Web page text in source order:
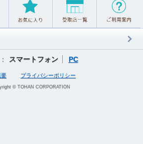
スマートフォン PC
要 プライバシーポリシー
© TOHAN CORPORATION